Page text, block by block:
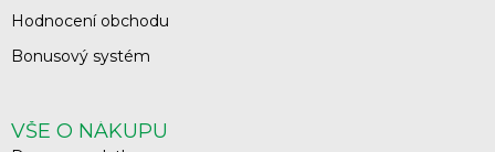
Hodnocení obchodu
Bonusový systém
VŠE O NÁKUPU